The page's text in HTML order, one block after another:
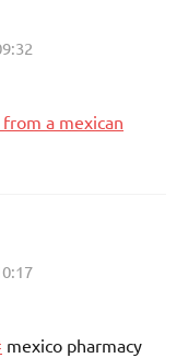
a mexican
mexico pharmacy